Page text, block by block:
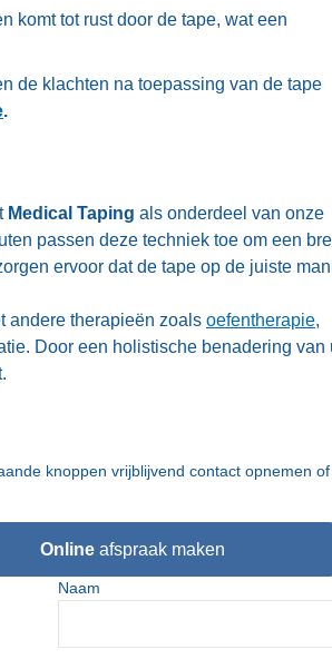
komt tot rust door de tape, wat een
de klachten na toepassing van de tape
.
Medical Taping als onderdeel van onze
passen deze techniek toe om een
ervoor dat de tape op de juiste
andere therapieën zoals oefentherapie,
Door een holistische benadering van
knoppen vrijblijvend contact opnemen of
Online afspraak maken
Naam